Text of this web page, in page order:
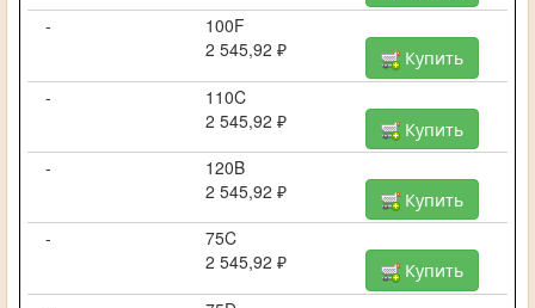
-
100F
2 545,92 ₽
Купить
-
110C
2 545,92 ₽
Купить
-
120B
2 545,92 ₽
Купить
-
75C
2 545,92 ₽
Купить